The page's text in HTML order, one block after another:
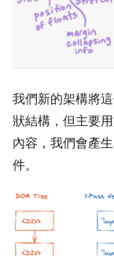
我們新的架構將
狀結構，但主要
內容，我們會產
件。